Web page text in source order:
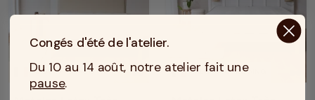
MADE IN TOURCOING MADE IN TOURCOING
Congés d'été de l'atelier.
Du 10 au 14 août, notre atelier fait une
pause.